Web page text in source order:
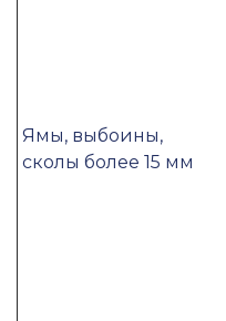
Ямы, выбоины,
сколы более 15 мм